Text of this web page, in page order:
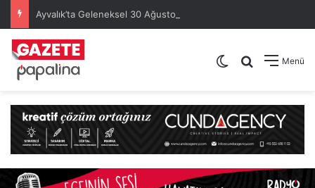
Menü
Arama yap
Dış görünümü